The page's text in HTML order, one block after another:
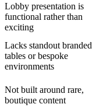
Lobby presentation is
functional rather than
exciting
Lacks standout branded
tables or bespoke
environments
Not built around rare,
boutique content